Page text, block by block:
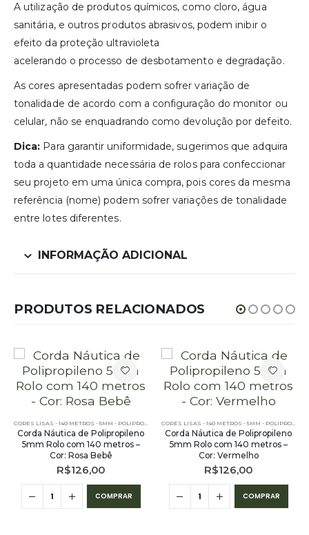
A utilização de produtos químicos, como cloro, água
sanitária, e outros produtos abrasivos, podem inibir o
efeito da proteção ultravioleta
acelerando o processo de desbotamento e degradação.
As cores apresentadas podem sofrer variação de
tonalidade de acordo com a configuração do monitor ou
celular, não se enquadrando como devolução por defeito.
Dica: Para garantir uniformidade, sugerimos que adquira
toda a quantidade necessária de rolos para confeccionar
seu projeto em uma única compra, pois cores da mesma
referência (nome) podem sofrer variações de tonalidade
entre lotes diferentes.
INFORMAÇÃO ADICIONAL
PRODUTOS RELACIONADOS
,PE - 5MM - POLIPROPILENO - 140 METROSCORES LISAS - 140 METROS - 5MM - POLIPROPILENO ,PE - 5MM - POLIPROPILENO - 140 METROS
Corda Náutica de Polipropileno
5mm Rolo com 140 metros –
Cor: Rosa Bebê
R$126,00
COMPRAR
CORES LISAS - 140 METROS - 5MM - POLIPROPILENO
Corda Náutica de Polipropileno
5mm Rolo com 140 metros –
Cor: Vermelho
R$126,00
COMPRAR